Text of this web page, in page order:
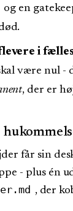
og en
i
være nul -
, der er
får sin
- plus én
, der